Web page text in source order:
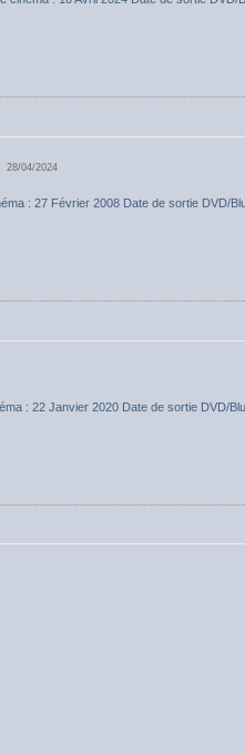
28/04/2024
: 27 Février 2008 Date de sortie DVD/
: 22 Janvier 2020 Date de sortie DVD/